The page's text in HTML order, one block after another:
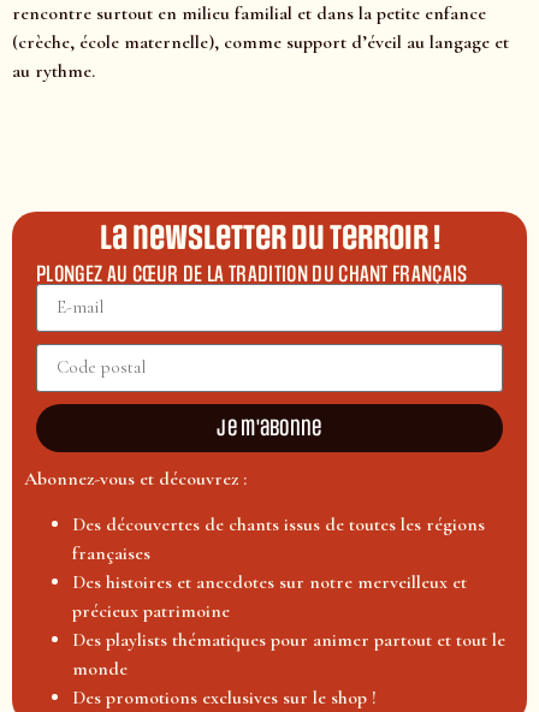
rencontre surtout en milieu familial et dans la petite enfance
(crèche, école maternelle), comme support d’éveil au langage et
au rythme.
La newsletter du terroir !
PLONGEZ AU CŒUR DE LA TRADITION DU CHANT FRANÇAIS
Je m'abonne
Abonnez-vous et découvrez :
Des découvertes de chants issus de toutes les régions
françaises
Des histoires et anecdotes sur notre merveilleux et
précieux patrimoine
Des playlists thématiques pour animer partout et tout le
monde
Des promotions exclusives sur le shop !